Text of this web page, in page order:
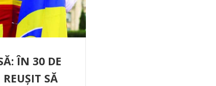
ÎN 30 DE
SĂ